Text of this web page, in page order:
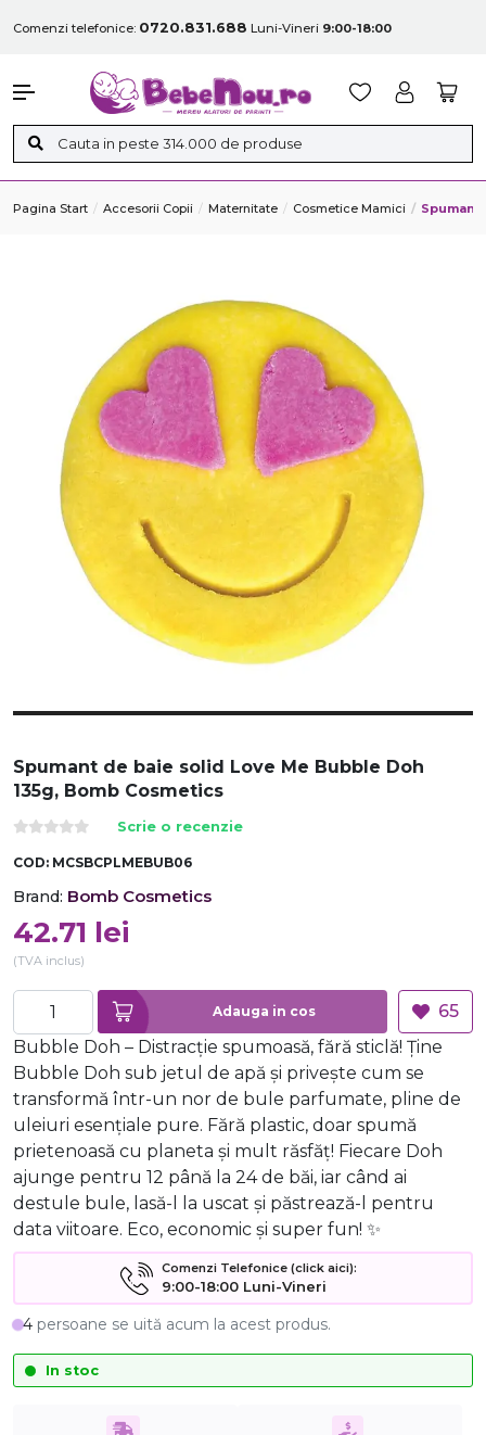
Comenzi telefonice: 0720.831.688 Luni-Vineri 9:00-18:00
Pagina Start Accesorii Copii Maternitate Cosmetice Mamici Spumant
Spumant de baie solid Love Me Bubble Doh
135g, Bomb Cosmetics
Scrie o recenzie
COD: MCSBCPLMEBUB06
Brand: Bomb Cosmetics
42.71 lei
(TVA inclus)
Adauga in cos
65
Bubble Doh – Distracție spumoasă, fără sticlă! Ține
Bubble Doh sub jetul de apă și privește cum se
transformă într-un nor de bule parfumate, pline de
uleiuri esențiale pure. Fără plastic, doar spumă
prietenoasă cu planeta și mult răsfăț! Fiecare Doh
ajunge pentru 12 până la 24 de băi, iar când ai
destule bule, lasă-l la uscat și păstrează-l pentru
data viitoare. Eco, economic și super fun! ✨
Comenzi Telefonice (click aici):
9:00-18:00 Luni-Vineri
4 persoane se uită acum la acest produs.
In stoc